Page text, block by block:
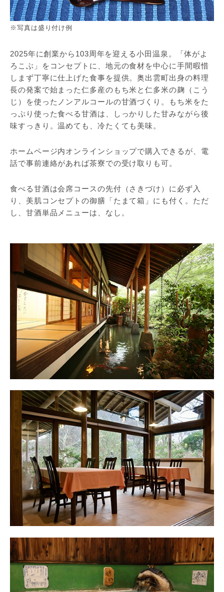
※写真は盛り付け例
2025年に創業から103周年を迎える小田温泉。「体がよ
ろこぶ」をコンセプトに、地元の食材を中心に手間暇惜
しまず丁寧に仕上げた食事を提供。奥出雲町出身の料理
長の発案で始まった仁多産のもち米と仁多米の麹（こう
じ）を使ったノンアルコールの甘酒づくり。もち米をた
っぷり使った食べる甘酒は、しっかりした甘みながら後
味すっきり。温めても、冷たくても美味。
ホームページ内オンラインショップで購入できるが、電
話で事前連絡があれば茶寮での受け取りも可。
食べる甘酒は会席コースの先付（さきづけ）に必ず入
り、美肌コンセプトの御膳「たまて箱」にも付く。ただ
し、甘酒単品メニューは、なし。